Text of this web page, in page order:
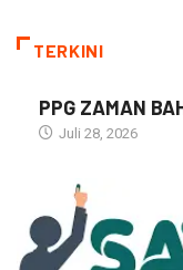
TERKINI
PPG ZAMAN
Juli 28, 2026